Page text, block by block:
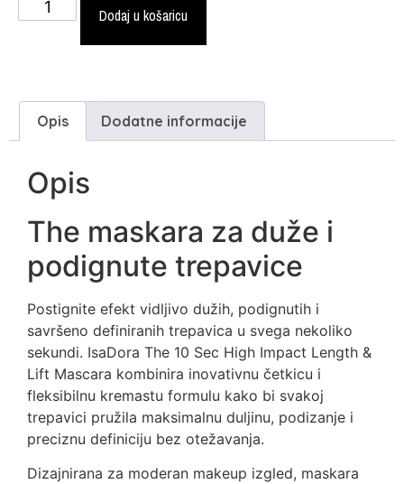
Dodaj u košaricu
Opis Dodatne informacije
Opis
The maskara za duže i
podignute trepavice
Postignite efekt vidljivo dužih, podignutih i
savršeno definiranih trepavica u svega nekoliko
sekundi. IsaDora The 10 Sec High Impact Length &
Lift Mascara kombinira inovativnu četkicu i
fleksibilnu kremastu formulu kako bi svakoj
trepavici pružila maksimalnu duljinu, podizanje i
preciznu definiciju bez otežavanja.
Dizajnirana za moderan makeup izgled, maskara